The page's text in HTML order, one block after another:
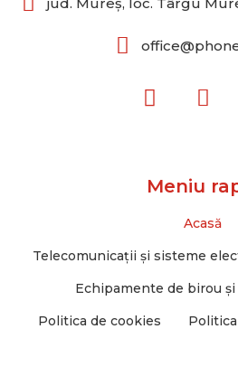
F
a
b
o
k
E
n
l
o
p
Meniu
Acasă
Telecomunicații și sisteme
Echipamente de birou și
Politica de cookies